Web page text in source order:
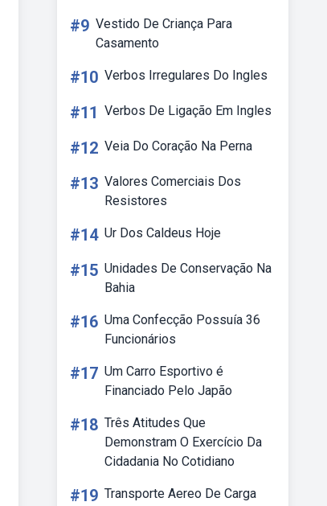
#9 Vestido De Criança Para
Casamento
#10 Verbos Irregulares Do Ingles
#11 Verbos De Ligação Em Ingles
#12 Veia Do Coração Na Perna
#13 Valores Comerciais Dos
Resistores
#14 Ur Dos Caldeus Hoje
#15 Unidades De Conservação Na
Bahia
#16 Uma Confecção Possuía 36
Funcionários
#17 Um Carro Esportivo é
Financiado Pelo Japão
#18 Três Atitudes Que
Demonstram O Exercício Da
Cidadania No Cotidiano
#19 Transporte Aereo De Carga